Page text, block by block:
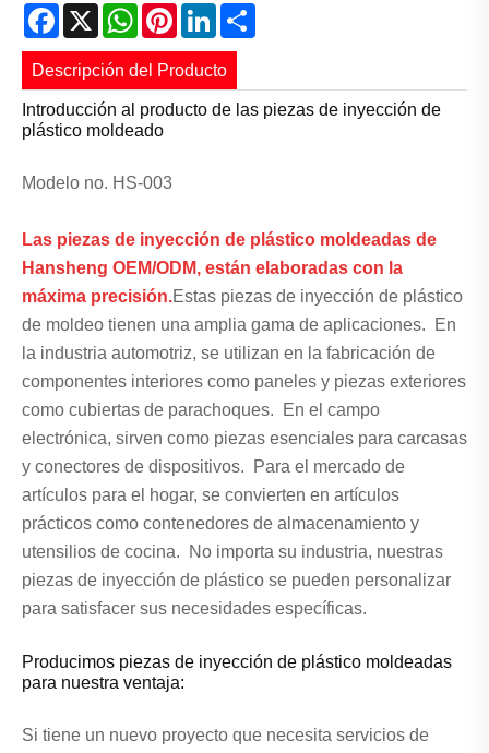
Facebook
X WhatsApp
PinterestLinkedIn
Descripción del Producto
Introducción al producto de las piezas de inyección de
plástico moldeado
Modelo no. HS-003
Las piezas de inyección de plástico moldeadas de
Hansheng OEM/ODM, están elaboradas con la
máxima precisión.Estas piezas de inyección de plástico
de moldeo tienen una amplia gama de aplicaciones. En
la industria automotriz, se utilizan en la fabricación de
componentes interiores como paneles y piezas exteriores
como cubiertas de parachoques. En el campo
electrónica, sirven como piezas esenciales para carcasas
y conectores de dispositivos. Para el mercado de
artículos para el hogar, se convierten en artículos
prácticos como contenedores de almacenamiento y
utensilios de cocina. No importa su industria, nuestras
piezas de inyección de plástico se pueden personalizar
para satisfacer sus necesidades específicas.
Producimos piezas de inyección de plástico moldeadas
para nuestra ventaja:
Si tiene un nuevo proyecto que necesita servicios de